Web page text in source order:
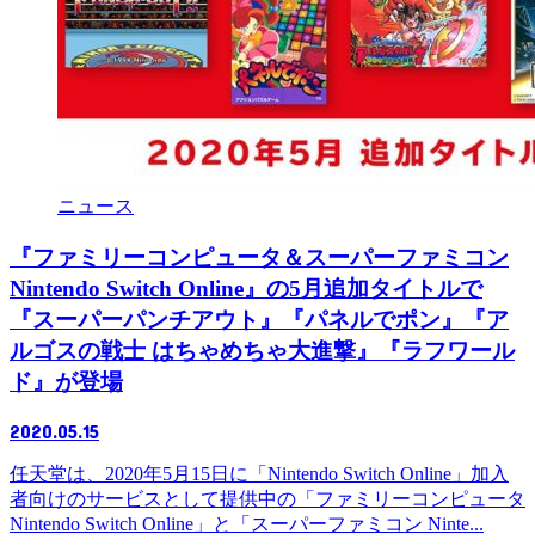
ニュース
『ファミリーコンピュータ＆スーパーファミコン
Nintendo Switch Online』の5月追加タイトルで
『スーパーパンチアウト』『パネルでポン』『ア
ルゴスの戦士 はちゃめちゃ大進撃』『ラフワール
ド』が登場
2020.05.15
任天堂は、2020年5月15日に「Nintendo Switch Online」加入
者向けのサービスとして提供中の「ファミリーコンピュータ
Nintendo Switch Online」と「スーパーファミコン Ninte...